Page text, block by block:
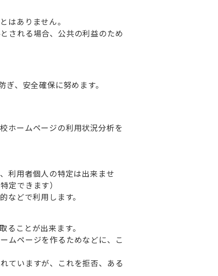
はありません。
される場合、公共の利益のため
、安全確保に努めます。
ホームページの利用状況分析を
利用者個人の特定は出来ませ
定できます）
どで利用します。
ことが出来ます。
ムページを作るためなどに、こ
ていますが、これを拒否、ある